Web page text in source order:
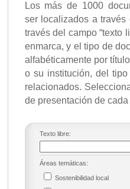
Los más de 1000
ser localizados a
través del campo “texto
enmarca, y el tipo de
alfabéticamente por
o su institución, del
relacionados.
de presentación de
Texto libre:
Áreas temáticas:
Sostenibilidad local